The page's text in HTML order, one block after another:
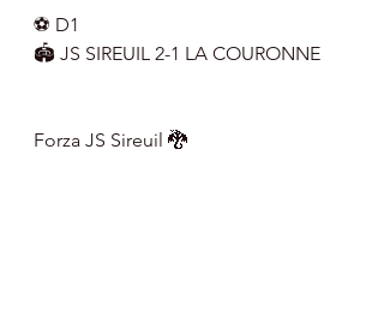
⚽️ D1
🏟 JS SIREUIL 2-1 LA COURONNE
Forza JS Sireuil 🐉